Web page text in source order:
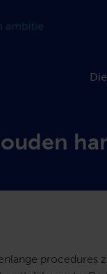
procedures